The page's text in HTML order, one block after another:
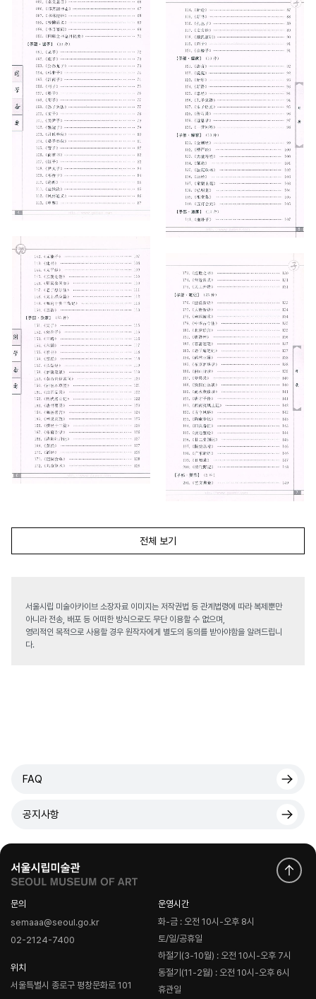
전체 보기
서울시립 미술아카이브 소장자료 이미지는 저작권법 등 관계법령에 따라 복제뿐만
아니라 전송, 배포 등 어떠한 방식으로도 무단 이용할 수 없으며,
영리적인 목적으로 사용할 경우 원작자에게 별도의 동의를 받아야함을 알려드립니
다.
FAQ
공지사항
문의
semaaa@seoul.go.kr
02-2124-7400
위치
서울특별시 종로구 평창문화로 101
운영시간
화-금 : 오전 10시-오후 8시
토/일/공휴일
하절기(3-10월) : 오전 10시-오후 7시
동절기(11-2월) : 오전 10시-오후 6시
휴관일